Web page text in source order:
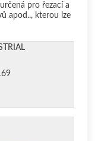
pro řezací a
apod.., kterou lze